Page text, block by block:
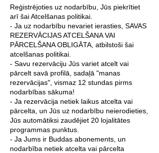
Reģistrējoties uz nodarbību, Jūs piekrītiet
arī šai Atcelšanas politikai.
- Ja uz nodarbību nevariet ierasties, SAVAS
REZERVĀCIJAS ATCELŠANA VAI
PĀRCELŠANA OBLIGĀTA, atbilstoši šai
atcelšanas politikai.
- Savu rezervāciju Jūs variet atcelt vai
pārcelt savā profilā, sadaļā "manas
rezervācijas", vismaz 12 stundas pirms
nodarbības sākuma!
- Ja rezervācija netiek laikus atcelta vai
pārcelta, un Jūs uz nodarbību neierodieties,
Jūs automātiksi zaudējiet 20 lojalitātes
programmas punktus.
- Ja Jums ir Buddas abonements, un
nodarbība netiek atcelta vai pārcelta